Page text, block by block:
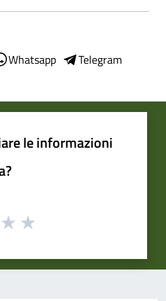
Whatsapp
Telegram
le informazioni